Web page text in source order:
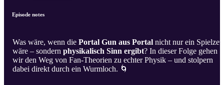
Episode notes
Was wäre, wenn die Portal Gun aus Portal nicht nur ein
wäre – sondern physikalisch Sinn ergibt? In dieser Folge gehen
wir den Weg von Fan-Theorien zu echter Physik – und stolpern
dabei direkt durch ein Wurmloch. 🌀